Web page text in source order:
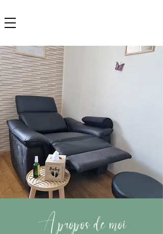
A propos de moi